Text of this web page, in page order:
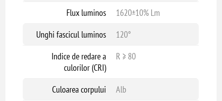
Flux luminos
1620±10% Lm
Unghi fascicul luminos
120°
Indice de redare a
culorilor (CRI)
R ≥ 80
Culoarea corpului
Alb